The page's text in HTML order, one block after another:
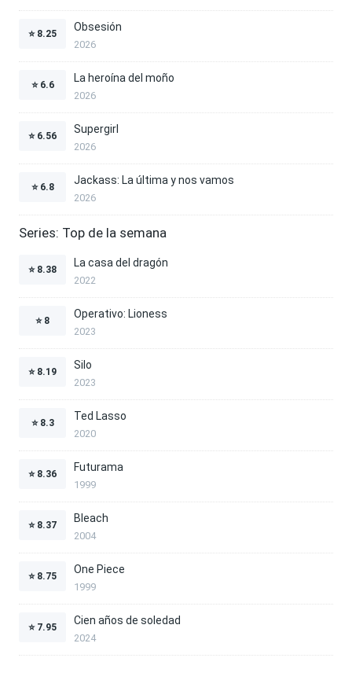
⭐ 8.25
Obsesión
2026
⭐ 6.6
La heroína del moño
2026
⭐ 6.56
Supergirl
2026
⭐ 6.8
Jackass: La última y nos vamos
2026
Series: Top de la semana
⭐ 8.38
La casa del dragón
2022
⭐ 8
Operativo: Lioness
2023
⭐ 8.19
Silo
2023
⭐ 8.3
Ted Lasso
2020
⭐ 8.36
Futurama
1999
⭐ 8.37
Bleach
2004
⭐ 8.75
One Piece
1999
⭐ 7.95
Cien años de soledad
2024